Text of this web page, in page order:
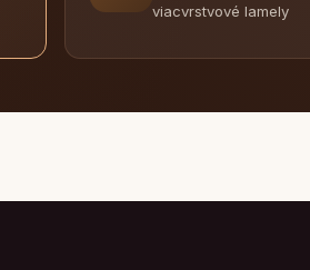
viacvrstvové lamely